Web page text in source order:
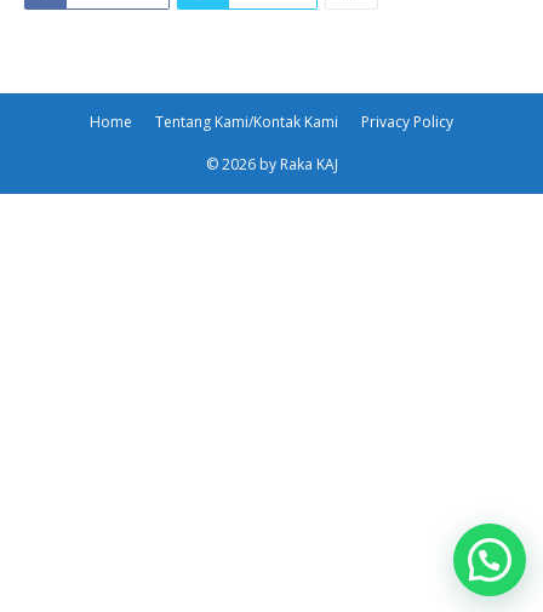
Home Tentang Kami/Kontak Kami Privacy Policy
© 2026 by Raka KAJ